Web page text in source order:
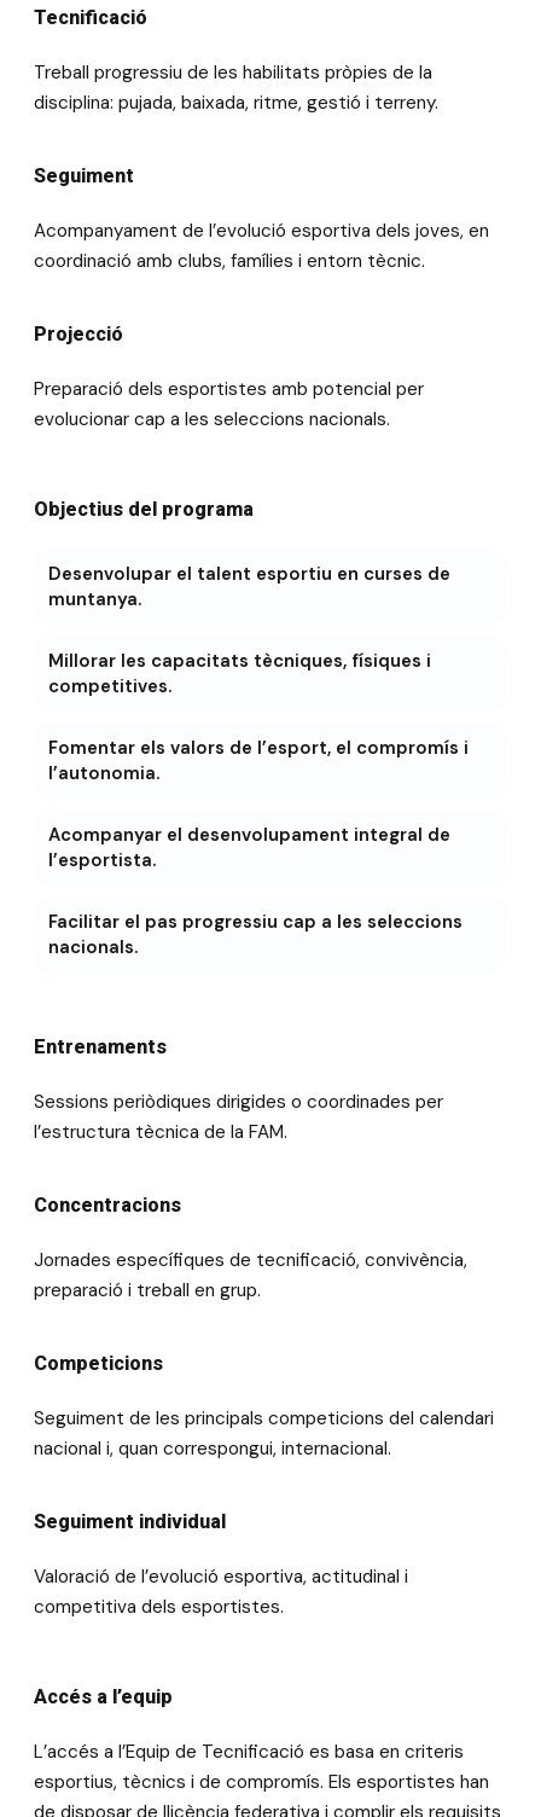
Tecnificació
Treball progressiu de les habilitats pròpies de la
disciplina: pujada, baixada, ritme, gestió i terreny.
Seguiment
Acompanyament de l’evolució esportiva dels joves, en
coordinació amb clubs, famílies i entorn tècnic.
Projecció
Preparació dels esportistes amb potencial per
evolucionar cap a les seleccions nacionals.
Objectius del programa
Desenvolupar el talent esportiu en curses de
muntanya.
Millorar les capacitats tècniques, físiques i
competitives.
Fomentar els valors de l’esport, el compromís i
l’autonomia.
Acompanyar el desenvolupament integral de
l’esportista.
Facilitar el pas progressiu cap a les seleccions
nacionals.
Entrenaments
Sessions periòdiques dirigides o coordinades per
l’estructura tècnica de la FAM.
Concentracions
Jornades específiques de tecnificació, convivència,
preparació i treball en grup.
Competicions
Seguiment de les principals competicions del calendari
nacional i, quan correspongui, internacional.
Seguiment individual
Valoració de l’evolució esportiva, actitudinal i
competitiva dels esportistes.
Accés a l’equip
L’accés a l’Equip de Tecnificació es basa en criteris
esportius, tècnics i de compromís. Els esportistes han